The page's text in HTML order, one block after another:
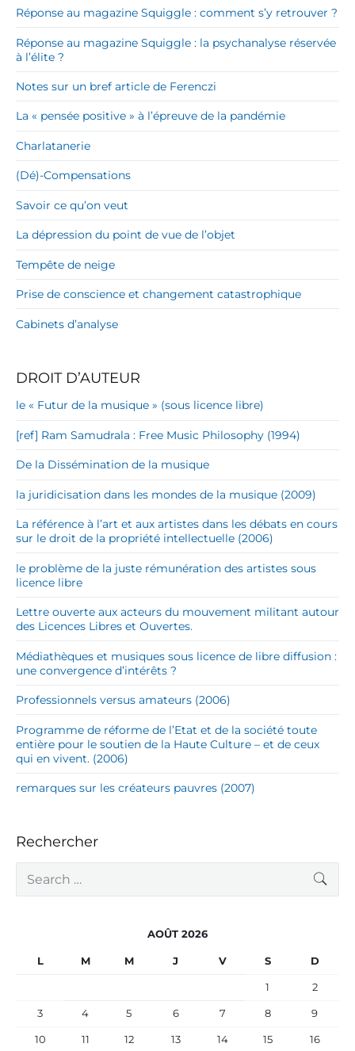
Réponse au magazine Squiggle : comment s’y retrouver ?
Réponse au magazine Squiggle : la psychanalyse réservée
à l’élite ?
Notes sur un bref article de Ferenczi
La « pensée positive » à l’épreuve de la pandémie
Charlatanerie
(Dé)-Compensations
Savoir ce qu’on veut
La dépression du point de vue de l’objet
Tempête de neige
Prise de conscience et changement catastrophique
Cabinets d’analyse
DROIT D’AUTEUR
le « Futur de la musique » (sous licence libre)
[ref] Ram Samudrala : Free Music Philosophy (1994)
De la Dissémination de la musique
la juridicisation dans les mondes de la musique (2009)
La référence à l’art et aux artistes dans les débats en cours
sur le droit de la propriété intellectuelle (2006)
le problème de la juste rémunération des artistes sous
licence libre
Lettre ouverte aux acteurs du mouvement militant autour
des Licences Libres et Ouvertes.
Médiathèques et musiques sous licence de libre diffusion :
une convergence d’intérêts ?
Professionnels versus amateurs (2006)
Programme de réforme de l’Etat et de la société toute
entière pour le soutien de la Haute Culture – et de ceux
qui en vivent. (2006)
remarques sur les créateurs pauvres (2007)
Rechercher
a
AOÛT 2026
L M M J V S D
1 2
3 4 5 6 7 8 9
10 11 12 13 14 15 16